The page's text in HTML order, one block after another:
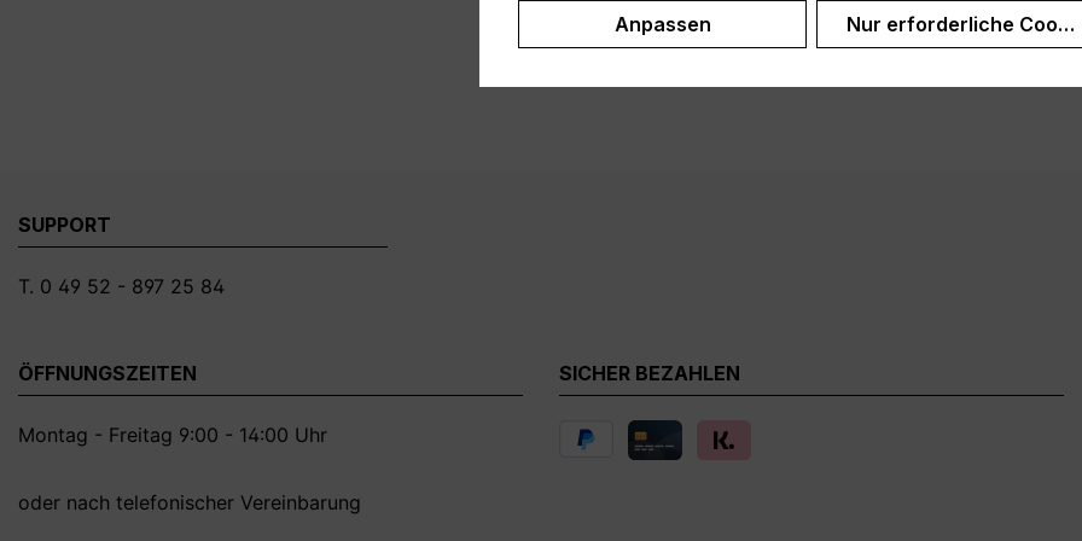
SUPPORT
T. 0 49 52 - 897 25 84
ÖFFNUNGSZEITEN
Montag - Freitag 9:00 - 14:00 Uhr
oder nach telefonischer Vereinbarung
SICHER BEZAHLEN
Anpassen Nur erforderliche